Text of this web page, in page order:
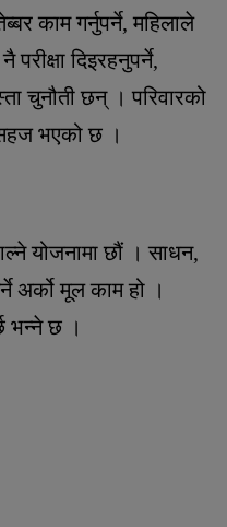
काम गर्नुपर्ने, महिलाले
दिइरहनुपर्ने,
चुनौती छन् । परिवारको
भएको छ ।
योजनामा छौं । साधन,
अर्को मूल काम हो ।
भन्ने छ ।